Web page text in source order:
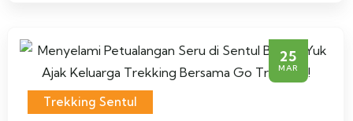
25
MAR
Trekking Sentul